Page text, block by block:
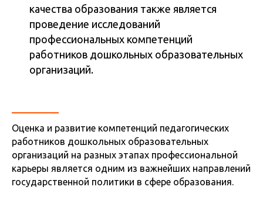
качества образования также является
проведение исследований
профессиональных компетенций
работников дошкольных образовательных
организаций.
Оценка и развитие компетенций педагогических
работников дошкольных образовательных
организаций на разных этапах профессиональной
карьеры является одним из важнейших направлений
государственной политики в сфере образования.